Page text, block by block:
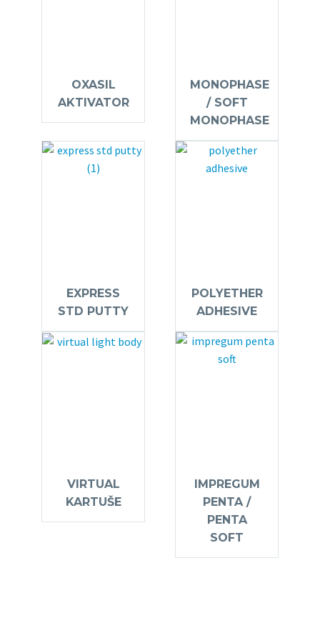
OXASIL
AKTIVATOR
MONOPHASE
/ SOFT
MONOPHASE
EXPRESS
STD PUTTY
POLYETHER
ADHESIVE
VIRTUAL
KARTUŠE
IMPREGUM
PENTA /
PENTA
SOFT